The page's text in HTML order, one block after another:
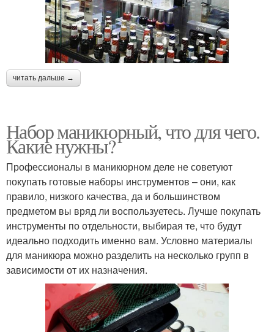
читать дальше →
Набор маникюрный, что для чего.
Какие нужны?
Профессионалы в маникюрном деле не советуют
покупать готовые наборы инструментов – они, как
правило, низкого качества, да и большинством
предметом вы вряд ли воспользуетесь. Лучше покупать
инструменты по отдельности, выбирая те, что будут
идеально подходить именно вам. Условно материалы
для маникюра можно разделить на несколько групп в
зависимости от их назначения.